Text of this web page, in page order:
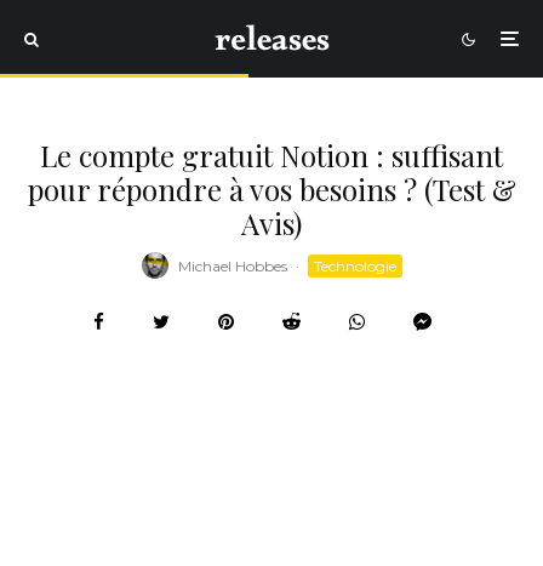
Le compte gratuit Notion : suffisant
pour répondre à vos besoins ? (Test &
Avis)
Michael Hobbes · Technologie